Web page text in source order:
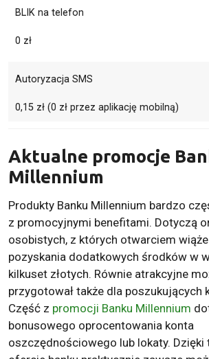
BLIK na telefon
0 zł
Autoryzacja SMS
0,15 zł (0 zł przez aplikację mobilną)
Aktualne promocje
Millennium
Produkty Banku Millennium bardzo
z promocyjnymi benefitami. Dotyczą
osobistych, z których otwarciem
pozyskania dodatkowych środków w
kilkuset złotych. Równie atrakcyjne
przygotował także dla poszukujących
Część z promocji Banku Millennium
bonusowego oprocentowania konta
oszczędnościowego lub lokaty. Dzięki